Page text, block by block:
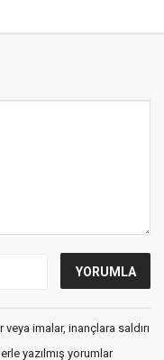
imalar, inançlara saldırı
yazılmış yorumlar